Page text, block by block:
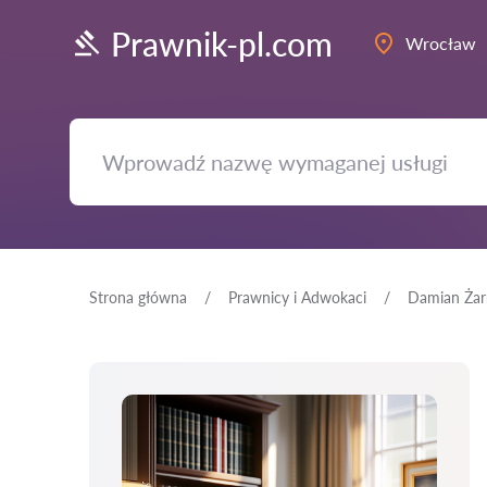
Prawnik-pl.com Wrocław
Strona główna Prawnicy i Adwokaci Damian